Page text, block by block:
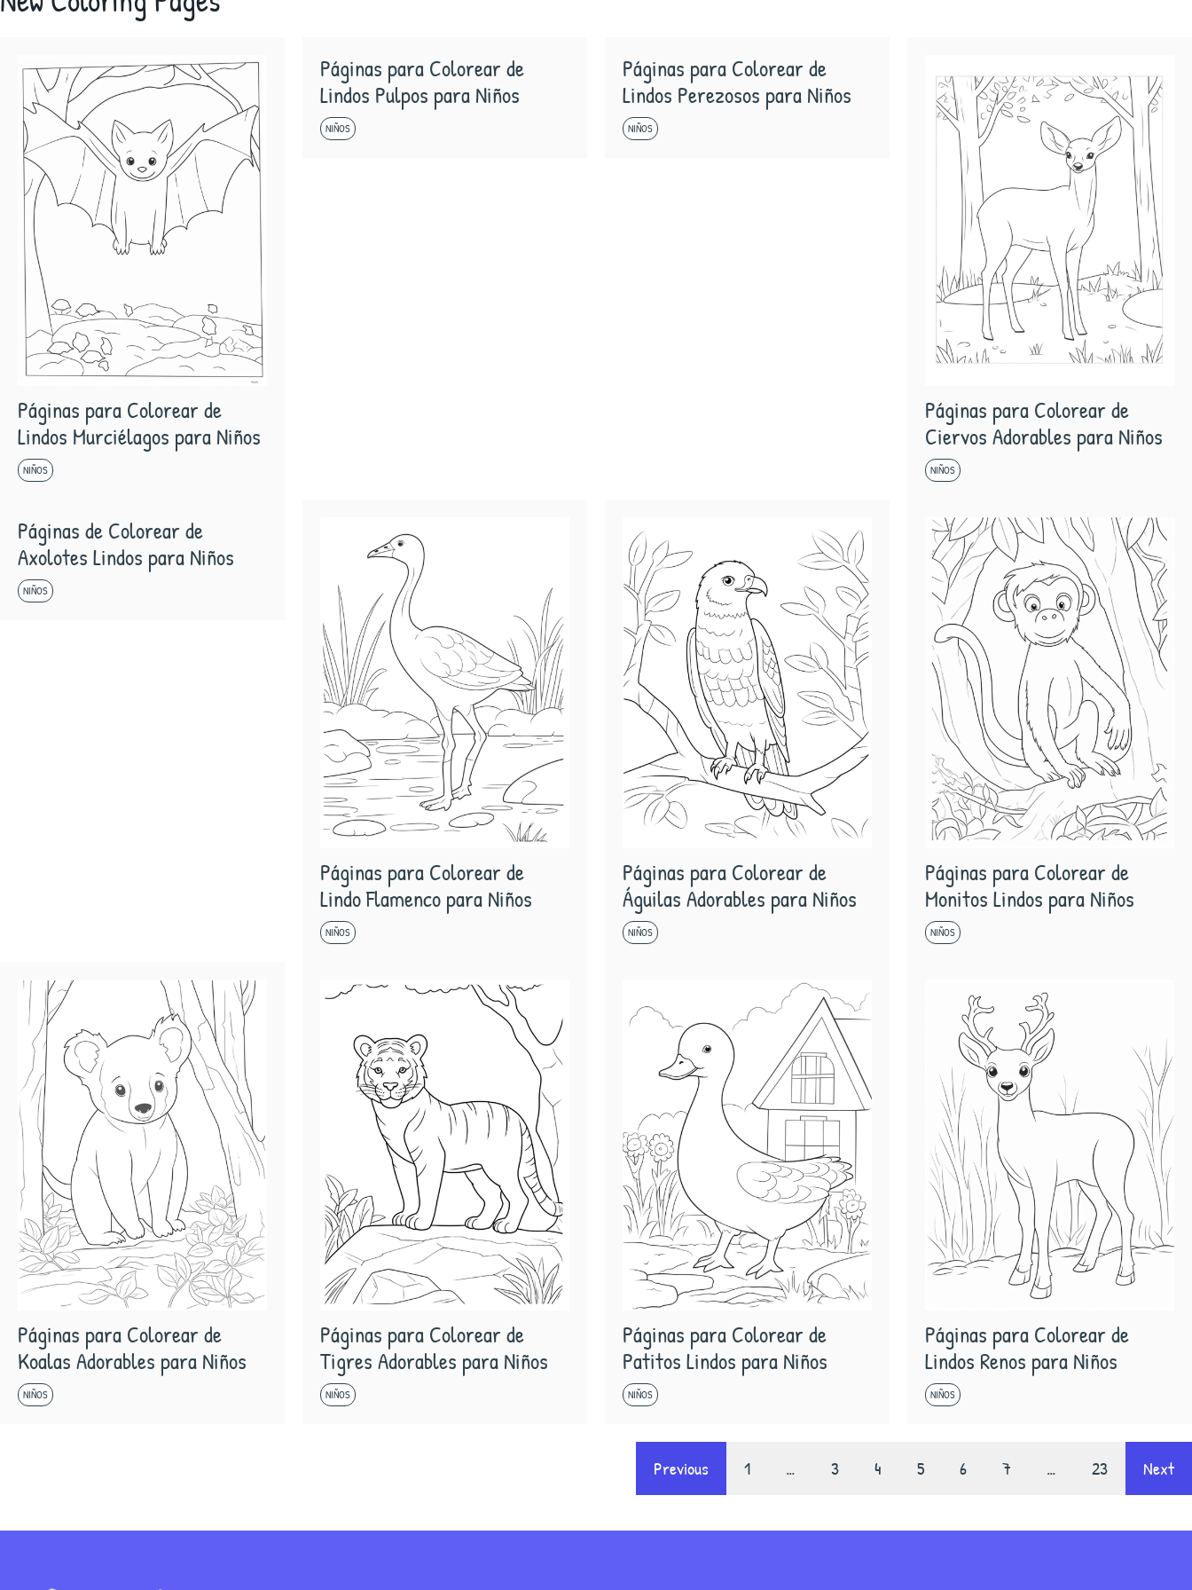
Páginas para Colorear de
Lindos Murciélagos para Niños
NIÑOS
Páginas para Colorear de
Lindos Pulpos para Niños
NIÑOS
Páginas para Colorear de
Lindos Perezosos para Niños
NIÑOS
Páginas para Colorear de
Ciervos Adorables para Niños
NIÑOS
Páginas de Colorear de
Axolotes Lindos para Niños
NIÑOS
Páginas para Colorear de
Lindo Flamenco para Niños
NIÑOS
Páginas para Colorear de
Águilas Adorables para Niños
NIÑOS
Páginas para Colorear de
Monitos Lindos para Niños
NIÑOS
Páginas para Colorear de
Koalas Adorables para Niños
NIÑOS
Páginas para Colorear de
Tigres Adorables para Niños
NIÑOS
Páginas para Colorear de
Patitos Lindos para Niños
NIÑOS
Páginas para Colorear de
Lindos Renos para Niños
NIÑOS
Previous 1 … 3 4 5 6 7 … 23 Next